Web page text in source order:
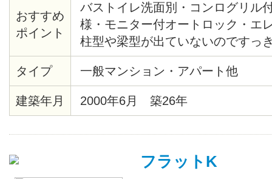
おすすめ
ポイント
バストイレ洗面別・コンログリル
様・モニター付オートロック・エ
柱型や梁型が出ていないのですっ
間・熊谷組施土の注文集合住宅・
産新宿グランドタワー等再開発エ
の夜景・2/25までに契約完了の方
ます
タイプ 一般マンション・アパート他
建築年月 2000年6月 築26年
フラットK